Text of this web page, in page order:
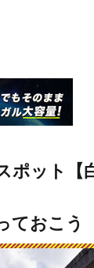
ポット【
ておこう